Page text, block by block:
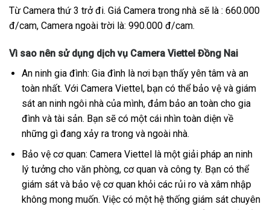
Từ Camera thứ 3 trở đi. Giá Camera trong nhà sẽ là : 660.000
đ/cam, Camera ngoài trời là: 990.000 đ/cam.
Vì sao nên sử dụng dịch vụ Camera Viettel Đồng Nai
An ninh gia đình: Gia đình là nơi bạn thấy yên tâm và an
toàn nhất. Với Camera Viettel, bạn có thể bảo vệ và giám
sát an ninh ngôi nhà của mình, đảm bảo an toàn cho gia
đình và tài sản. Bạn sẽ có một cái nhìn toàn diện về
những gì đang xảy ra trong và ngoài nhà.
Bảo vệ cơ quan: Camera Viettel là một giải pháp an ninh
lý tưởng cho văn phòng, cơ quan và công ty. Bạn có thể
giám sát và bảo vệ cơ quan khỏi các rủi ro và xâm nhập
không mong muốn. Việc có một hệ thống giám sát chuyên